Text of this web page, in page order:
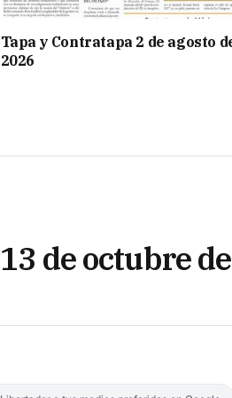
Tapa y Contratapa 2 de agosto
2026
de octubre